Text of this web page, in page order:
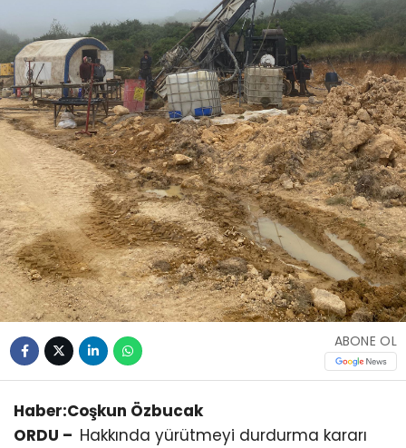
ABONE OL
Haber:Coşkun Özbucak
ORDU – Hakkında yürütmeyi durdurma kararı